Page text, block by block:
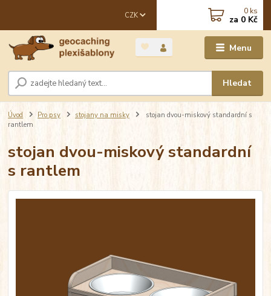
Menu
CZK
Hledat
0 ks
za 0 Kč
Úvod Pro psy stojany na misky
stojan dvou-miskový standardní s
rantlem
stojan dvou-miskový standardní
s rantlem